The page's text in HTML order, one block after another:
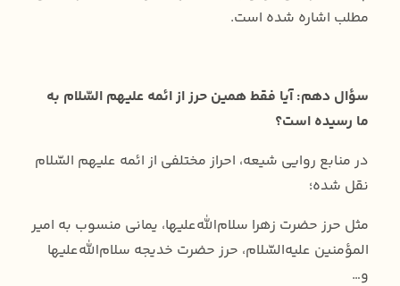
مطلب اشاره شده است.
سؤال دهم: آیا فقط همین حرز از ائمه علیهم السّلام به
ما رسیده است؟
در منابع روایی شیعه، احراز مختلفی از ائمه علیهم ‌السّلام
نقل شده؛
مثل حرز حضرت زهرا سلام‌الله‌علیها، یمانی منسوب به امیر
المؤمنین علیه‌السّلام، حرز حضرت خدیجه سلام‌الله‌علیها
و…